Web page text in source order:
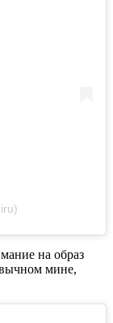
на образ
мине,